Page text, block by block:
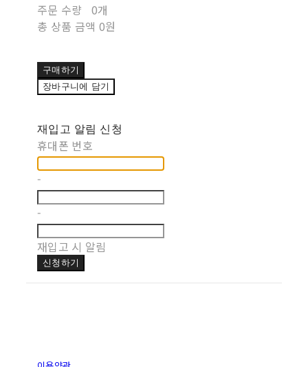
주문 수량
0개
총 상품 금액 0원
구매하기
장바구니에 담기
재입고 알림 신청
휴대폰 번호
-
-
재입고 시 알림
신청하기